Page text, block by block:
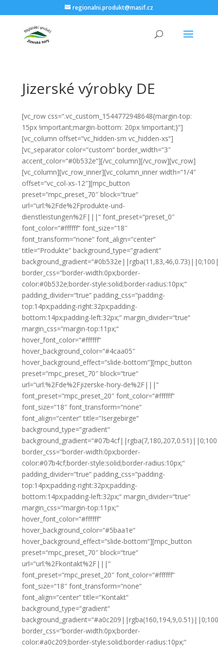
regionalni.produkt@masif.cz
Jizerské výrobky DE
[vc_row css=“.vc_custom_1544772948648{margin-top:
15px !important;margin-bottom: 20px !important;}“]
[vc_column offset=“vc_hidden-sm vc_hidden-xs“]
[vc_separator color=“custom“ border_width=“3″
accent_color=“#0b532e“][/vc_column][/vc_row][vc_row]
[vc_column][vc_row_inner][vc_column_inner width=“1/4″
offset=“vc_col-xs-12″][mpc_button
preset=“mpc_preset_70″ block=“true“
url=“url:%2Fde%2Fprodukte-und-
dienstleistungen%2F|||“ font_preset=“preset_0″
font_color=“#ffffff“ font_size=“18″
font_transform=“none“ font_align=“center“
title=“Produkte“ background_type=“gradient“
border_css=“border-width:0px;border-
color:#0b532e;border-style:solid;border-radius:10px;“
padding_divider=“true“ padding_css=“padding-
top:14px;padding-right:32px;padding-
bottom:14px;padding-left:32px;“ margin_divider=“true“
margin_css=“margin-top:11px;“
hover_font_color=“#ffffff“
hover_background_color=“#4caa05″
hover_background_effect=“slide-bottom“][mpc_button
preset=“mpc_preset_70″ block=“true“
url=“url:%2Fde%2Fjizerske-hory-de%2F|||“
font_preset=“mpc_preset_20″ font_color=“#ffffff“
font_size=“18″ font_transform=“none“
font_align=“center“ title=“Isergebirge“
background_type=“gradient“
border_css=“border-width:0px;border-
color:#07b4cf;border-style:solid;border-radius:10px;“
padding_divider=“true“ padding_css=“padding-
top:14px;padding-right:32px;padding-
bottom:14px;padding-left:32px;“ margin_divider=“true“
margin_css=“margin-top:11px;“
hover_font_color=“#ffffff“
hover_background_color=“#5baa1e“
hover_background_effect=“slide-bottom“][mpc_button
preset=“mpc_preset_70″ block=“true“
url=“url:%2Fkontakt%2F|||“
font_preset=“mpc_preset_20″ font_color=“#ffffff“
font_size=“18″ font_transform=“none“
font_align=“center“ title=“Kontakt“
background_type=“gradient“
border_css=“border-width:0px;border-
color:#a0c209;border-style:solid;border-radius:10px;“